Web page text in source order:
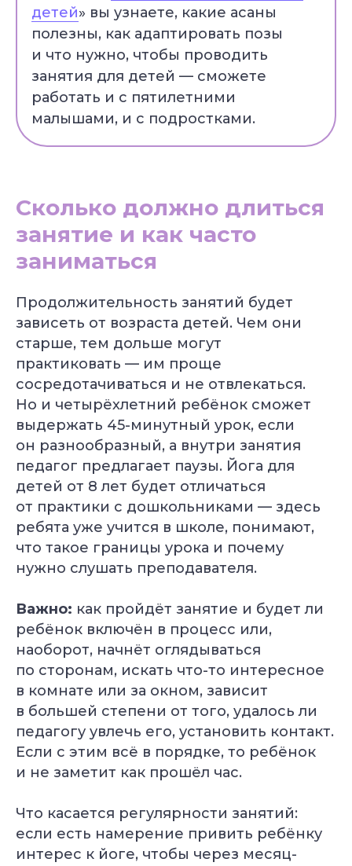
детей» вы узнаете, какие асаны
полезны, как адаптировать позы
и что нужно, чтобы проводить
занятия для детей — сможете
работать и с пятилетними
малышами, и с подростками.
Сколько должно длиться
занятие и как часто
заниматься
Продолжительность занятий будет
зависеть от возраста детей. Чем они
старше, тем дольше могут
практиковать — им проще
сосредотачиваться и не отвлекаться.
Но и четырёхлетний ребёнок сможет
выдержать 45-минутный урок, если
он разнообразный, а внутри занятия
педагог предлагает паузы. Йога для
детей от 8 лет будет отличаться
от практики с дошкольниками — здесь
ребята уже учится в школе, понимают,
что такое границы урока и почему
нужно слушать преподавателя.
Важно: как пройдёт занятие и будет ли
ребёнок включён в процесс или,
наоборот, начнёт оглядываться
по сторонам, искать что-то интересное
в комнате или за окном, зависит
в большей степени от того, удалось ли
педагогу увлечь его, установить контакт.
Если с этим всё в порядке, то ребёнок
и не заметит как прошёл час.
Что касается регулярности занятий:
если есть намерение привить ребёнку
интерес к йоге, чтобы через месяц-